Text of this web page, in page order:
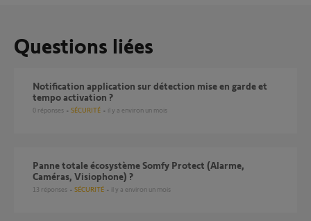
Questions liées
Notification application sur détection mise en garde et
tempo activation ?
0 réponses SÉCURITÉ il y a environ un mois
Panne totale écosystème Somfy Protect (Alarme,
Caméras, Visiophone) ?
13 réponses SÉCURITÉ il y a environ un mois